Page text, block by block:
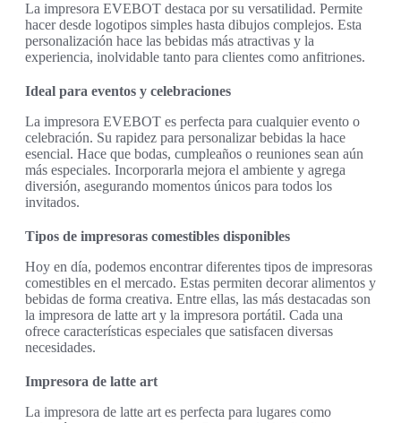
La impresora EVEBOT destaca por su versatilidad. Permite
hacer desde logotipos simples hasta dibujos complejos. Esta
personalización hace las bebidas más atractivas y la
experiencia, inolvidable tanto para clientes como anfitriones.
Ideal para eventos y celebraciones
La impresora EVEBOT es perfecta para cualquier evento o
celebración. Su rapidez para personalizar bebidas la hace
esencial. Hace que bodas, cumpleaños o reuniones sean aún
más especiales. Incorporarla mejora el ambiente y agrega
diversión, asegurando momentos únicos para todos los
invitados.
Tipos de impresoras comestibles disponibles
Hoy en día, podemos encontrar diferentes tipos de impresoras
comestibles en el mercado. Estas permiten decorar alimentos y
bebidas de forma creativa. Entre ellas, las más destacadas son
la impresora de latte art y la impresora portátil. Cada una
ofrece características especiales que satisfacen diversas
necesidades.
Impresora de latte art
La impresora de latte art es perfecta para lugares como